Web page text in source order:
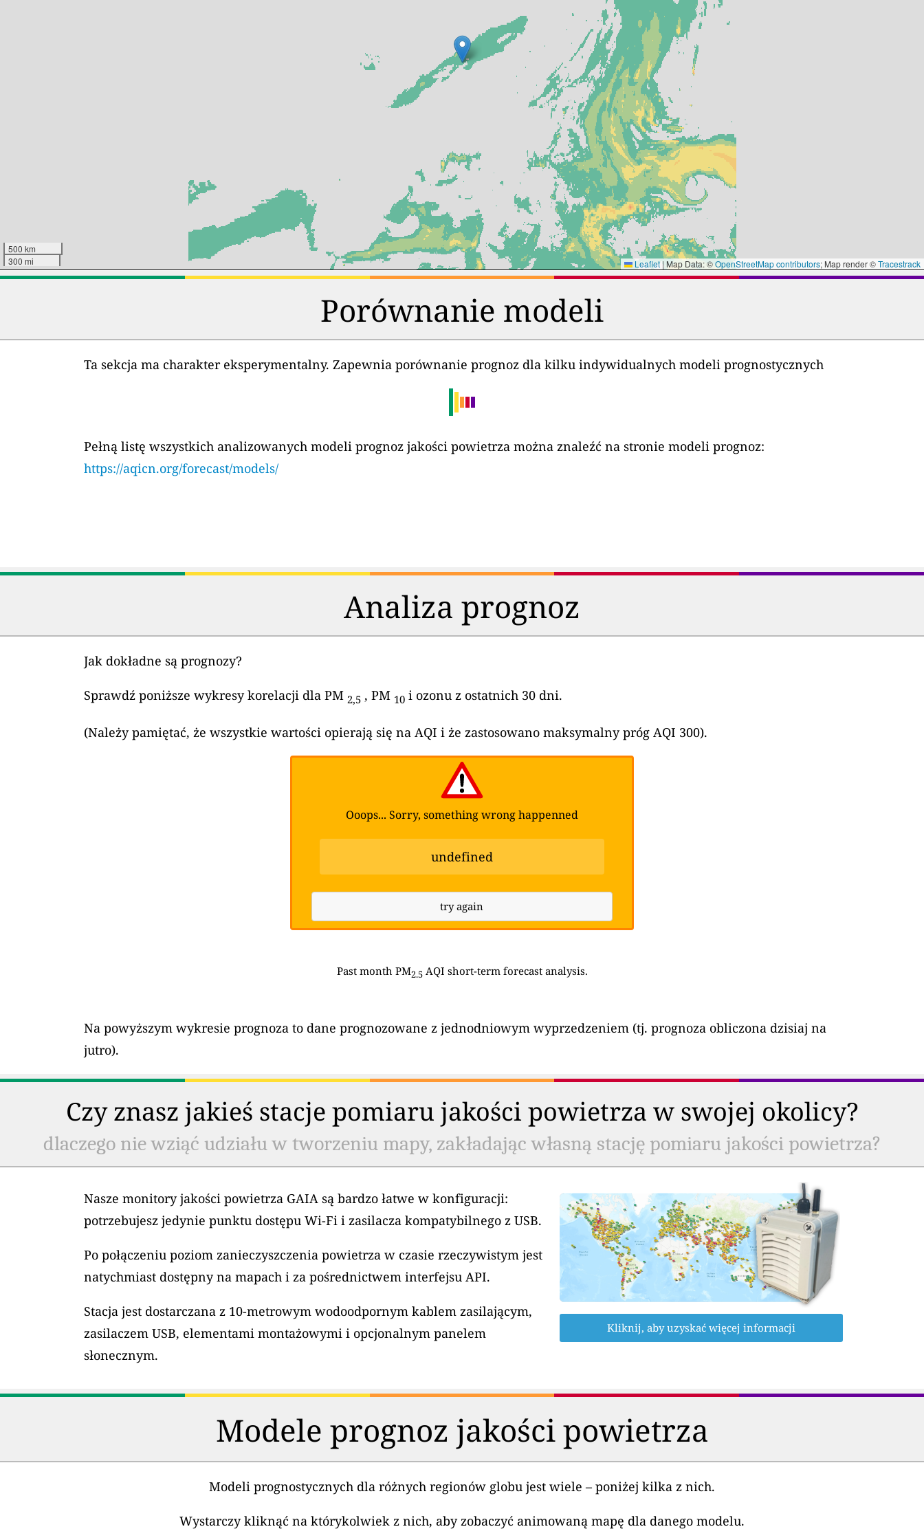
500 km
300 mi
Leaflet| Map Data: ©OpenStreetMap contributors; Map render ©Tracestrack
Porównanie modeli
Ta sekcja ma charakter eksperymentalny. Zapewnia porównanie prognoz dla kilku indywidualnych modeli prognostycznych
Pełną listę wszystkich analizowanych modeli prognoz jakości powietrza można znaleźć na stronie modeli prognoz:
https://aqicn.org/forecast/models/
Analiza prognoz
Jak dokładne są prognozy?
Sprawdź poniższe wykresy korelacji dla PM 2,5 , PM 10 i ozonu z ostatnich 30 dni.
(Należy pamiętać, że wszystkie wartości opierają się na AQI i że zastosowano maksymalny próg AQI 300).
Ooops... Sorry, something wrong happenned
undefined
try again
Past month PM2.5 AQI short-term forecast analysis.
Na powyższym wykresie prognoza to dane prognozowane z jednodniowym wyprzedzeniem (tj. prognoza obliczona dzisiaj na
jutro).
Czy znasz jakieś stacje pomiaru jakości powietrza w swojej okolicy?
dlaczego nie wziąć udziału w tworzeniu mapy, zakładając własną stację pomiaru jakości powietrza?
Nasze monitory jakości powietrza GAIA są bardzo łatwe w konfiguracji:
potrzebujesz jedynie punktu dostępu Wi-Fi i zasilacza kompatybilnego z USB.
Po połączeniu poziom zanieczyszczenia powietrza w czasie rzeczywistym jest
natychmiast dostępny na mapach i za pośrednictwem interfejsu API.
Stacja jest dostarczana z 10-metrowym wodoodpornym kablem zasilającym,
zasilaczem USB, elementami montażowymi i opcjonalnym panelem
słonecznym.
Kliknij, aby uzyskać więcej informacji
Modele prognoz jakości powietrza
Modeli prognostycznych dla różnych regionów globu jest wiele – poniżej kilka z nich.
Wystarczy kliknąć na którykolwiek z nich, aby zobaczyć animowaną mapę dla danego modelu.